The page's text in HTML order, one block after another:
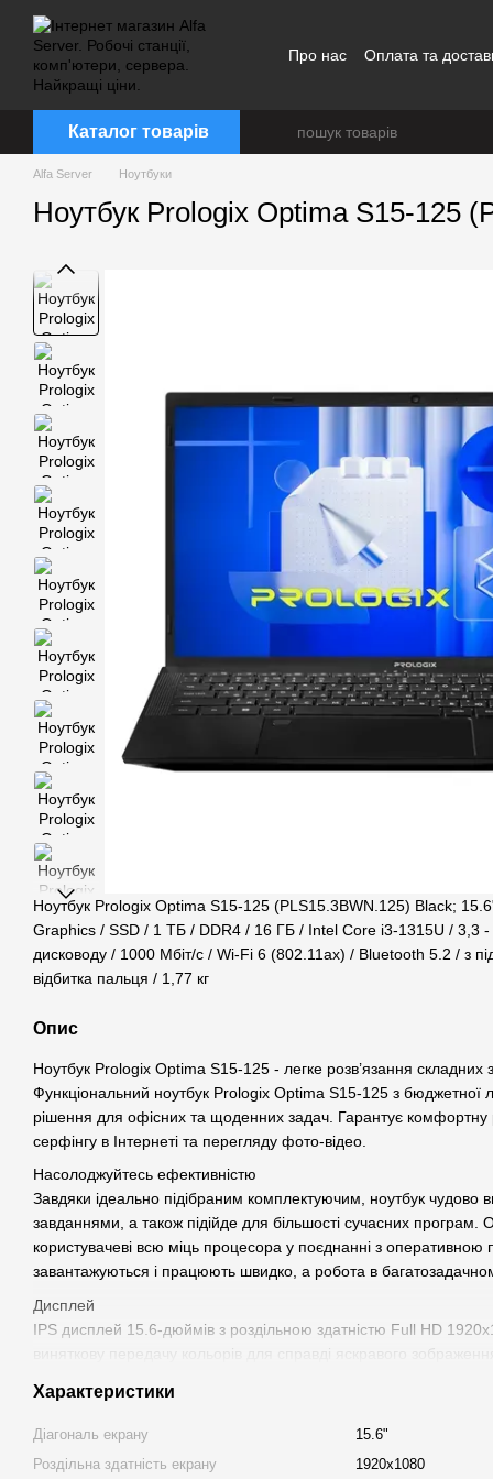
Перейти до основного контенту
Про нас Оплата та
Каталог товарів
Alfa Server Ноутбуки
Ноутбук Prologix Optima S15-125
Ноутбук Prologix Optima S15-125 (PLS15.3BWN.125) Black;
Graphics / SSD / 1 ТБ / DDR4 / 16 ГБ / Intel Core i3-1315U / 3,3
дисководу / 1000 Мбіт/с / Wi-Fi 6 (802.11ax) / Bluetooth 5.2 / з
відбитка пальця / 1,77 кг
Опис
Ноутбук Prologix Optima S15-125 - легке розв’язання складних
Функціональний ноутбук Prologix Optima S15-125 з бюджетної
рішення для офісних та щоденних задач. Гарантує комфортну
серфінгу в Інтернеті та перегляду фото-вiдео.
Насолоджуйтесь ефективністю
Завдяки ідеально підібраним комплектуючим, ноутбук чудово
завданнями, а також підійде для більшості сучасних
користувачеві всю міць процесора у поєднанні з
завантажуються і працюють швидко, а робота в
Дисплей
IPS дисплей 15.6-дюймів з роздільною здатністю Full HD
виняткову передачу кольорів для справді яскравого зображення.
19.9 мм, вага 1.77 кг.
Потужна батарея, більше годин роботи
Батарея ємністю 55 Вт (11.4 В) на 4825 мАг забезпечує
Характеристики
Діагональ екрану
15.6"
Роздільна здатність екрану
1920x1080